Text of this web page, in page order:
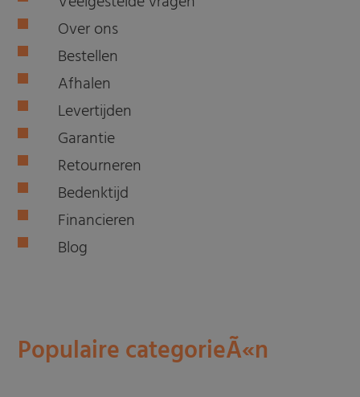
Over ons
Bestellen
Afhalen
Levertijden
Garantie
Retourneren
Bedenktijd
Financieren
Blog
Populaire categorieÃ«n